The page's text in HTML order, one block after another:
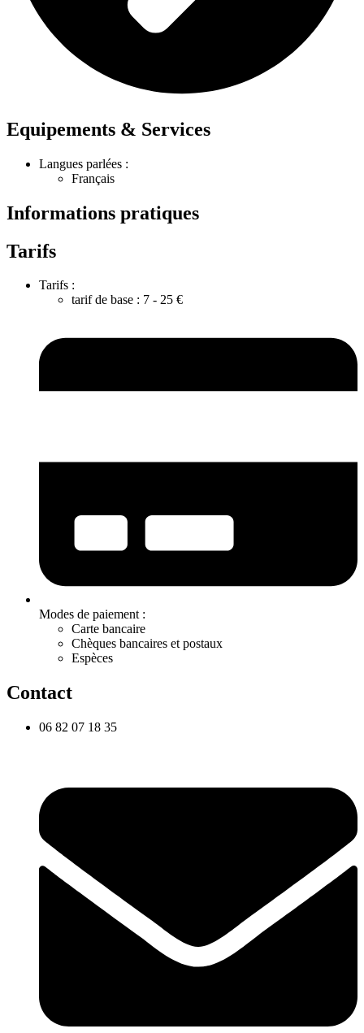
Equipements & Services
Langues parlées :
Français
Informations pratiques
Tarifs
Tarifs :
tarif de base : 7 - 25 €
Modes de paiement :
Carte bancaire
Chèques bancaires et postaux
Espèces
Contact
06 82 07 18 35